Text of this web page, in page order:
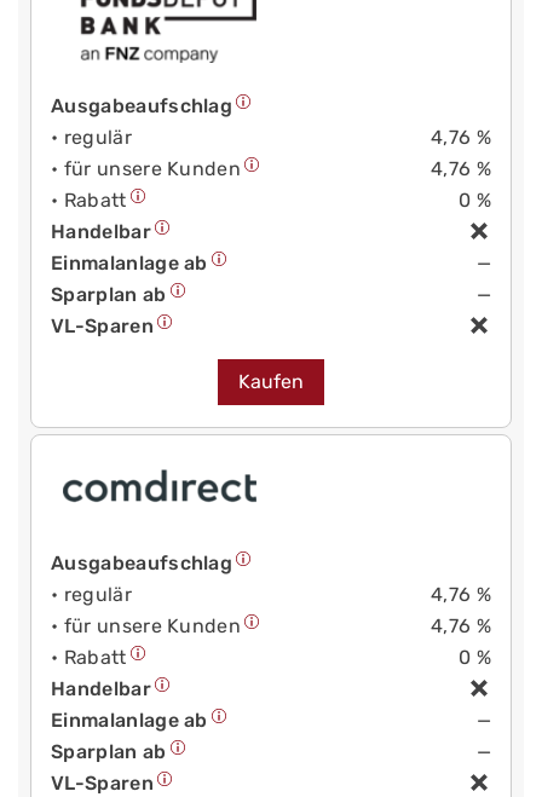
Ausgabeaufschlag
• regulär
4,76 %
• für unsere Kunden
4,76 %
• Rabatt
0 %
Handelbar
Einmalanlage ab
—
Sparplan ab
—
VL-Sparen
Kaufen
Ausgabeaufschlag
• regulär
4,76 %
• für unsere Kunden
4,76 %
• Rabatt
0 %
Handelbar
Einmalanlage ab
—
Sparplan ab
—
VL-Sparen